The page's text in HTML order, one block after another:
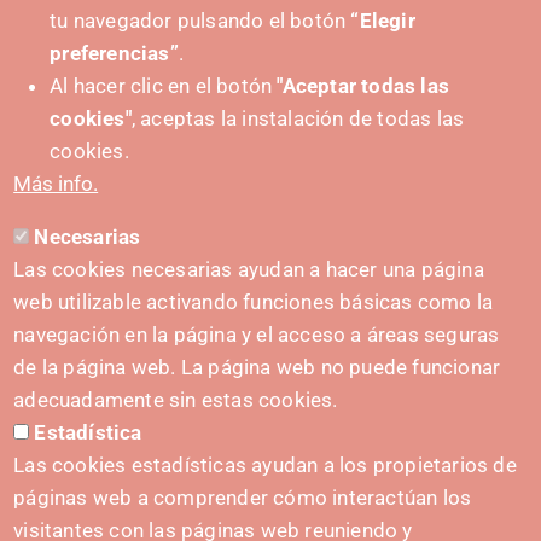
IMPULSA
CONTACTO
hola@irisnavarra.com
(+34) 628 23 12 32
C. del Sadar, 31006 Pamplona
Formulario de contacto
Kit de prensa
tu navegador pulsando el botón “Elegir
preferencias”.
Al hacer clic en el botón"Aceptar todas las
cookies", aceptas la instalación de todas las
cookies.
Más info.
Necesarias
Las cookies necesarias ayudan a hacer una página
web utilizable activando funciones básicas como la
navegación en la página y el acceso a áreas seguras
de la página web. La página web no puede funcionar
adecuadamente sin estas cookies.
Estadística
Las cookies estadísticas ayudan a los propietarios de
páginas web a comprender cómo interactúan los
visitantes con las páginas web reuniendo y